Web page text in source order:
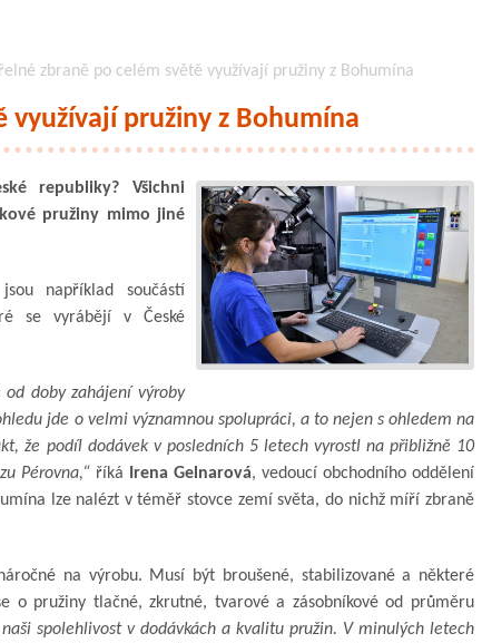
zbraně po celém světě využívají pružiny z Bohumína
využívají pružiny z Bohumína
republiky? Všichni
pružiny mimo jiné
například součástí
se vyrábějí v České
od doby zahájení výroby
jde o velmi významnou spolupráci, a to nejen s ohledem na
že podíl dodávek v posledních 5 letech vyrostl na přibližně 10
Pérovna,“ říká Irena Gelnarová, vedoucí obchodního oddělení
lze nalézt v téměř stovce zemí světa, do nichž míří zbraně
na výrobu. Musí být broušené, stabilizované a některé
o pružiny tlačné, zkrutné, tvarové a zásobníkové od průměru
spolehlivost v dodávkách a kvalitu pružin. V minulých letech